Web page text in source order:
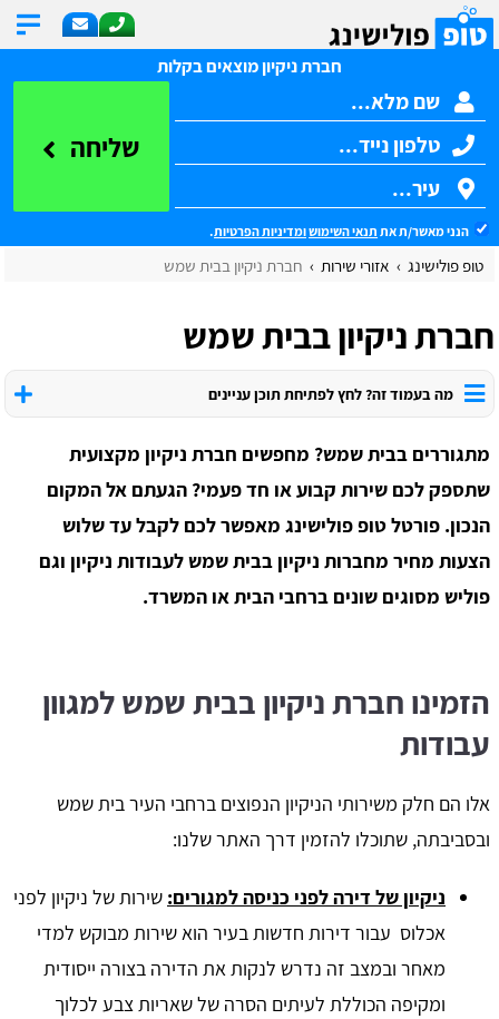
חברת ניקיון מוצאים בקלות
שליחה
הנני מאשר/ת את תנאי השימושומדיניות הפרטיות.
טופ פולישינג אזורי שירות חברת ניקיון בבית שמש
חברת ניקיון בבית שמש
מה בעמוד זה? לחץ לפתיחת תוכן עניינים
מתגוררים בבית שמש? מחפשים חברת ניקיון מקצועית
שתספק לכם שירות קבוע או חד פעמי? הגעתם אל המקום
הנכון. פורטל טופ פולישינג מאפשר לכם לקבל עד שלוש
הצעות מחיר מחברות ניקיון בבית שמש לעבודות ניקיון וגם
פוליש מסוגים שונים ברחבי הבית או המשרד.
הזמינו חברת ניקיון בבית שמש למגוון
עבודות
אלו הם חלק משירותי הניקיון הנפוצים ברחבי העיר בית שמש
ובסביבתה, שתוכלו להזמין דרך האתר שלנו:
ניקיון של דירה לפני כניסה למגורים: שירות של ניקיון לפני
אכלוס עבור דירות חדשות בעיר הוא שירות מבוקש למדי
מאחר ובמצב זה נדרש לנקות את הדירה בצורה ייסודית
ומקיפה הכוללת לעיתים הסרה של שאריות צבע לכלוך